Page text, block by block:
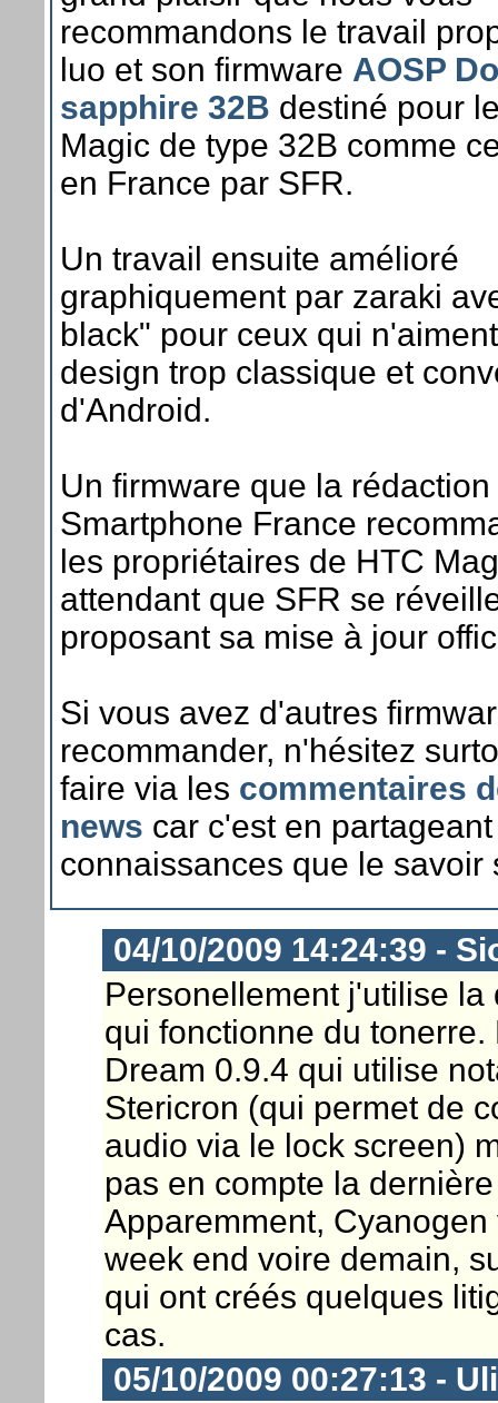
recommandons le travail
luo et son firmware AOSP
sapphire 32B destiné pour
Magic de type 32B comme
en France par SFR.
Un travail ensuite amélioré
graphiquement par zaraki
black" pour ceux qui
design trop classique et
d'Android.
Un firmware que la rédaction
Smartphone France
les propriétaires de HTC
attendant que SFR se
proposant sa mise à jour
Si vous avez d'autres
recommander, n'hésitez
faire via les commentaires
news car c'est en
connaissances que le savoir
04/10/2009 14:24:39 -
Personellement j'utilise
qui fonctionne du
Dream 0.9.4 qui utilise
Stericron (qui permet de
audio via le lock screen)
pas en compte la
Apparemment,
week end voire demain,
qui ont créés quelques
cas.
05/10/2009 00:27:13 -